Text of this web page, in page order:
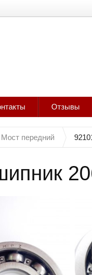
Отзывы
Мост передний